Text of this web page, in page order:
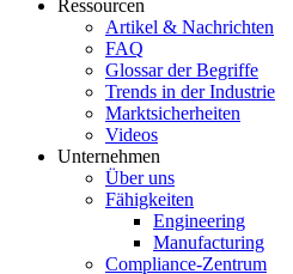
Ressourcen
Artikel & Nachrichten
FAQ
Glossar der Begriffe
Trends in der Industrie
Marktsicherheiten
Videos
Unternehmen
Über uns
Fähigkeiten
Engineering
Manufacturing
Compliance-Zentrum